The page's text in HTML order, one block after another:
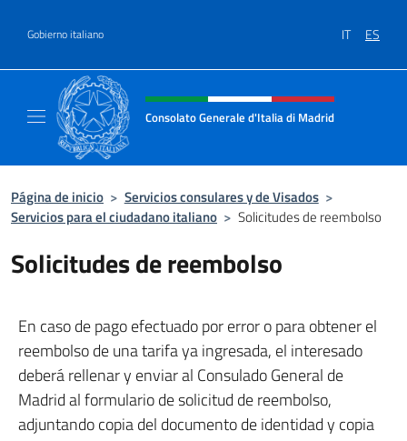
Gobierno italiano IT ES
Encabezado del sitio web,
Consolato Generale d'Italia di Madrid
Página de inicio > Servicios consulares y de Visados >
Servicios para el ciudadano italiano > Solicitudes de reembolso
Solicitudes de reembolso
En caso de pago efectuado por error o para obtener el
reembolso de una tarifa ya ingresada, el interesado
deberá rellenar y enviar al Consulado General de
Madrid al formulario de solicitud de reembolso,
adjuntando copia del documento de identidad y copia